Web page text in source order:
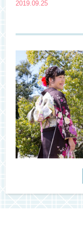
2019.09.25